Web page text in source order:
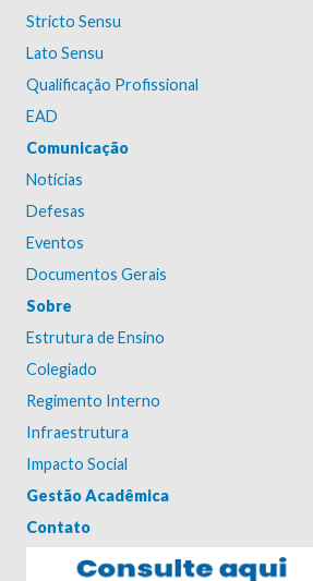
Stricto Sensu
Lato Sensu
Qualificação Profissional
EAD
Comunicação
Notícias
Defesas
Eventos
Documentos Gerais
Sobre
Estrutura de Ensino
Colegiado
Regimento Interno
Infraestrutura
Impacto Social
Gestão Acadêmica
Contato